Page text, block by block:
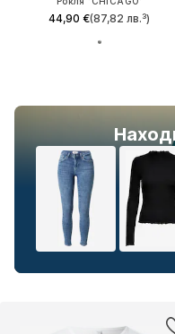
44,90 €(87,82 лв.³)